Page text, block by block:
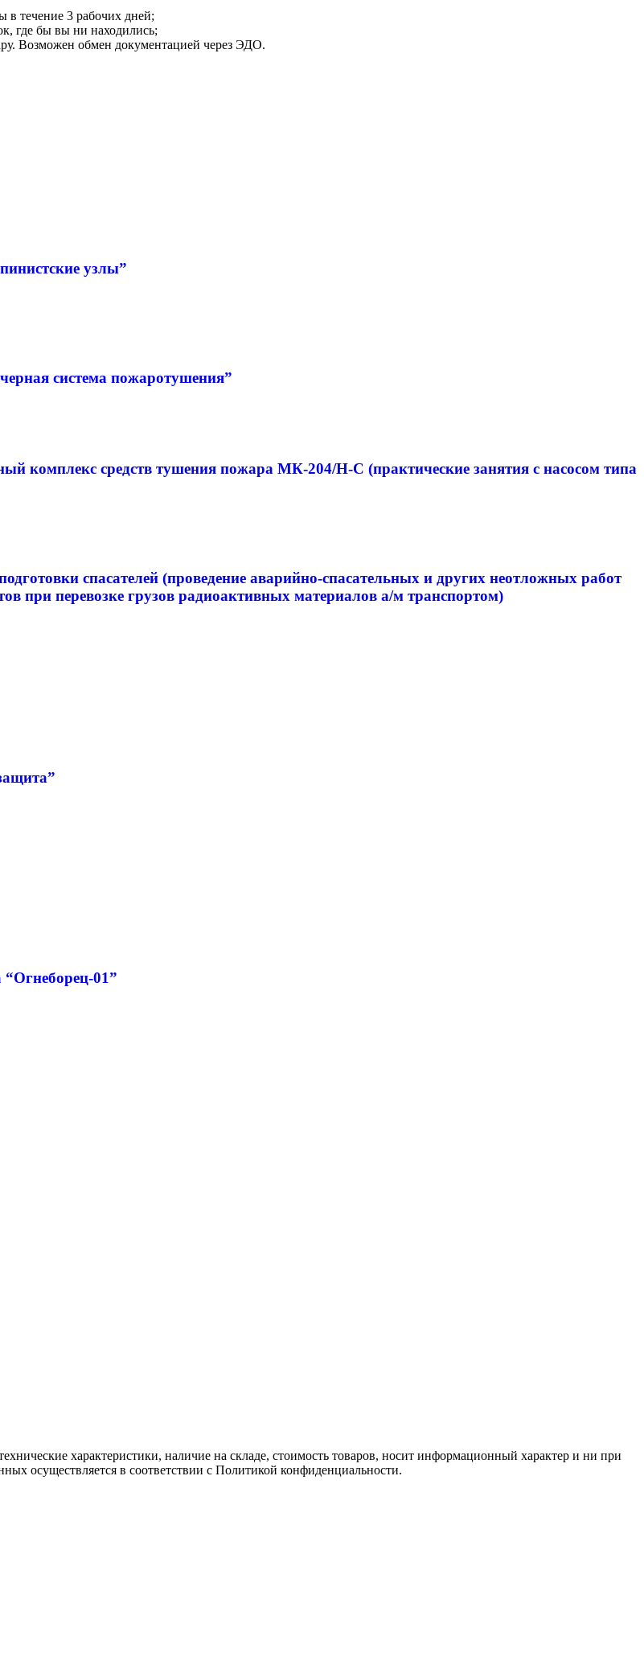
течение 3 рабочих дней;
где бы вы ни находились;
Возможен обмен документацией через ЭДО.
узлы”
система пожаротушения”
комплекс средств тушения пожара МК-204/Н-C (практические занятия с насосом типа
спасателей (проведение аварийно-спасательных и других неотложных работ
при перевозке грузов радиоактивных материалов а/м транспортом)
01”
характеристики, наличие на складе, стоимость товаров, носит информационный характер и ни при
осуществляется в соответствии с Политикой конфиденциальности.